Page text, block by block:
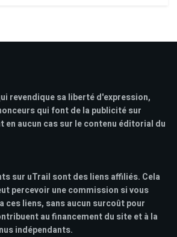
revendique sa liberté d'expression,
qui font de la publicité sur
en aucun cas sur le contenu éditorial du
sur uTrail sont des liens affiliés. Cela
percevoir une commission si vous
ces liens, sans aucun surcoût pour
au financement du site et à la
indépendants.